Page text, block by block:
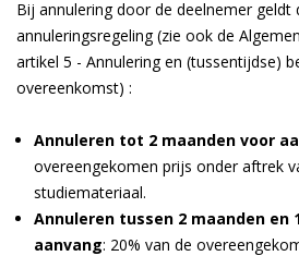
Bij annulering door de deelnemer geldt
annuleringsregeling (zie ook de
artikel 5 - Annulering en (tussentijdse)
overeenkomst) :
Annuleren tot 2 maanden voor
overeengekomen prijs onder aftrek
studiemateriaal.
Annuleren tussen 2 maanden en
aanvang: 20% van de